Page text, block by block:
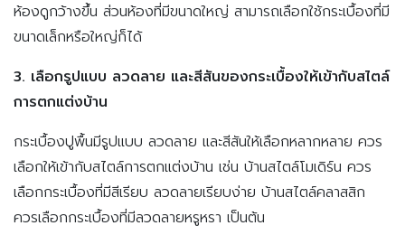
ห้องดูกว้างขึ้น ส่วนห้องที่มีขนาดใหญ่ สามารถเลือกใช้กระเบื้องที่มี
ขนาดเล็กหรือใหญ่ก็ได้
3. เลือกรูปแบบ ลวดลาย และสีสันของกระเบื้องให้เข้ากับสไตล์
การตกแต่งบ้าน
กระเบื้องปูพื้นมีรูปแบบ ลวดลาย และสีสันให้เลือกหลากหลาย ควร
เลือกให้เข้ากับสไตล์การตกแต่งบ้าน เช่น บ้านสไตล์โมเดิร์น ควร
เลือกกระเบื้องที่มีสีเรียบ ลวดลายเรียบง่าย บ้านสไตล์คลาสสิก
ควรเลือกกระเบื้องที่มีลวดลายหรูหรา เป็นต้น